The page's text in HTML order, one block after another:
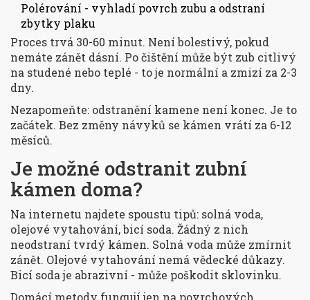
Polérování - vyhladí povrch zubu a odstraní
zbytky plaku
Proces trvá 30-60 minut. Není bolestivý, pokud
nemáte zánět dásní. Po čištění může být zub citlivý
na studené nebo teplé - to je normální a zmizí za 2-3
dny.
Nezapomeňte: odstranění kamene není konec. Je to
začátek. Bez změny návyků se kámen vrátí za 6-12
měsíců.
Je možné odstranit zubní
kámen doma?
Na internetu najdete spoustu tipů: solná voda,
olejové vytahování, bicí soda. Žádný z nich
neodstraní tvrdý kámen. Solná voda může zmírnit
zánět. Olejové vytahování nemá vědecké důkazy.
Bicí soda je abrazivní - může poškodit sklovinku.